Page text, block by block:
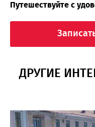
Путешествуйте с
ДРУГИЕ